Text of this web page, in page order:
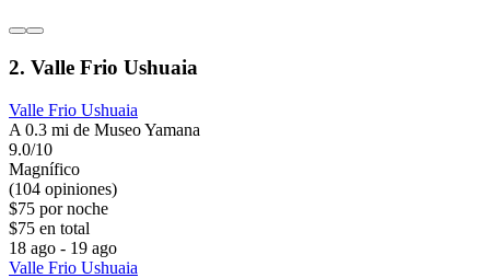
2. Valle Frio Ushuaia
Valle Frio Ushuaia
A 0.3 mi de Museo Yamana
9.0/10
Magnífico
(104 opiniones)
$75 por noche
$75 en total
18 ago - 19 ago
Valle Frio Ushuaia